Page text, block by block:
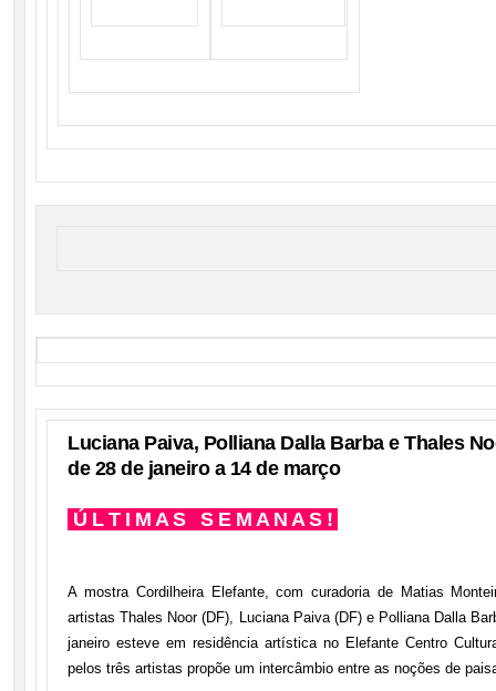
Luciana Paiva, Polliana Dalla Barba e Thales
de 28 de janeiro a 14 de março
Ú L T I M A S S E M A N A S !
A mostra Cordilheira Elefante, com curadoria de Matias
artistas Thales Noor (DF), Luciana Paiva (DF) e Polliana Dalla
janeiro esteve em residência artística no Elefante Centro
pelos três artistas propõe um intercâmbio entre as noções de